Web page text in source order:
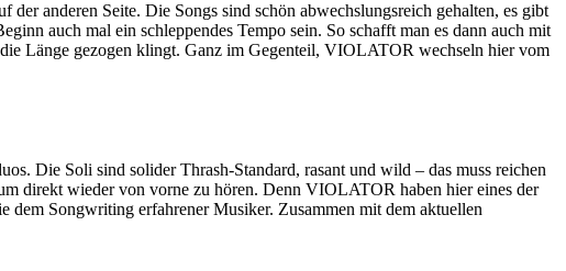
anderen Seite. Die Songs sind schön abwechslungsreich gehalten, es gibt
auch mal ein schleppendes Tempo sein. So schafft man es dann auch mit
Länge gezogen klingt. Ganz im Gegenteil, VIOLATOR wechseln hier vom
Die Soli sind solider Thrash-Standard, rasant und wild – das muss reichen
direkt wieder von vorne zu hören. Denn VIOLATOR haben hier eines der
Songwriting erfahrener Musiker. Zusammen mit dem aktuellen